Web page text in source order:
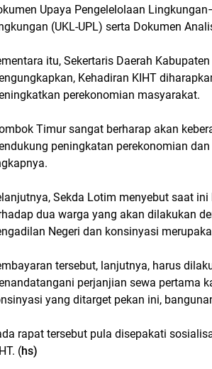
Upaya Pengelelolaan
(UKL-UPL) serta Dokumen
itu, Sekertaris Daerah
Kehadiran KIHT
perekonomian masyarakat.
Timur sangat berharap akan
peningkatan perekonomian
Sekda Lotim menyebut saat
dua warga yang akan dilakukan
Negeri dan konsinyasi
tersebut, lanjutnya, harus
perjanjian sewa pertama
yang ditarget pekan ini,
rapat tersebut pula disepakati
(hs)